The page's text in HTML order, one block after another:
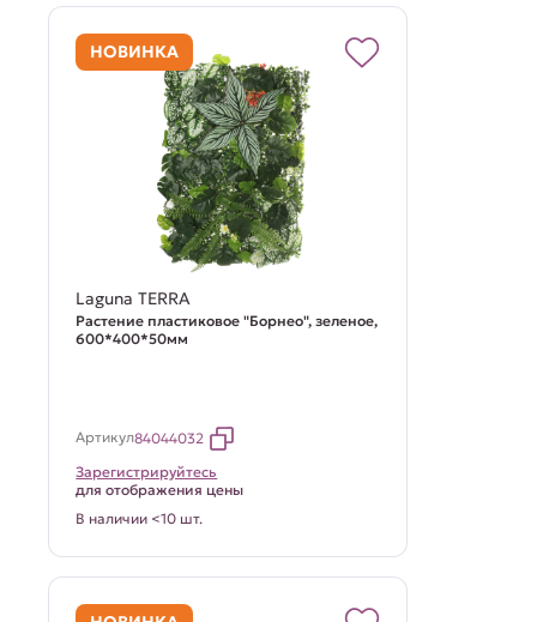
НОВИНКА
Laguna TERRA
Растение пластиковое "Борнео", зеленое,
600*400*50мм
Артикул84044032
Зарегистрируйтесь
для отображения цены
В наличии <10 шт.